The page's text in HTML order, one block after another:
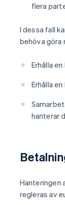
flera
I dessa fall
behöva göra
Erhålla
Erhålla
hanterar
Hanteringen
regleras av